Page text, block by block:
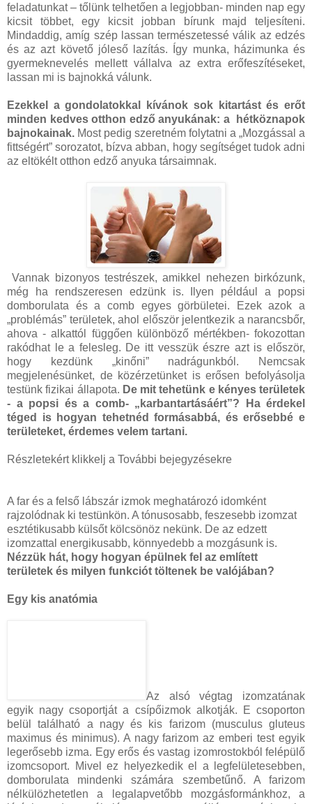
feladatunkat – tőlünk telhetően a legjobban- minden nap egy
kicsit többet, egy kicsit jobban bírunk majd teljesíteni.
Mindaddig, amíg szép lassan természetessé válik az edzés
és az azt követő jóleső lazítás. Így munka, házimunka és
gyermeknevelés mellett vállalva az extra erőfeszítéseket,
lassan mi is bajnokká válunk.
Ezekkel a gondolatokkal kívánok sok kitartást és erőt
minden kedves otthon edző anyukának: a hétköznapok
bajnokainak. Most pedig szeretném folytatni a „Mozgással a
fittségért” sorozatot, bízva abban, hogy segítséget tudok adni
az eltökélt otthon edző anyuka társaimnak.
Vannak bizonyos testrészek, amikkel nehezen birkózunk,
még ha rendszeresen edzünk is. Ilyen például a popsi
domborulata és a comb egyes görbületei. Ezek azok a
„problémás” területek, ahol először jelentkezik a narancsbőr,
ahova - alkattól függően különböző mértékben- fokozottan
rakódhat le a felesleg. De itt vesszük észre azt is először,
hogy kezdünk „kinőni” nadrágunkból. Nemcsak
megjelenésünket, de közérzetünket is erősen befolyásolja
testünk fizikai állapota. De mit tehetünk e kényes területek
- a popsi és a comb- „karbantartásáért”? Ha érdekel
téged is hogyan tehetnéd formásabbá, és erősebbé e
területeket, érdemes velem tartani.
Részletekért klikkelj a További bejegyzésekre
A far és a felső lábszár izmok meghatározó idomként
rajzolódnak ki testünkön. A tónusosabb, feszesebb izomzat
esztétikusabb külsőt kölcsönöz nekünk. De az edzett
izomzattal energikusabb, könnyedebb a mozgásunk is.
Nézzük hát, hogy hogyan épülnek fel az említett
területek és milyen funkciót töltenek be valójában?
Egy kis anatómia
Az alsó végtag izomzatának
egyik nagy csoportját a csípőizmok alkotják. E csoporton
belül található a nagy és kis farizom (musculus gluteus
maximus és minimus). A nagy farizom az emberi test egyik
legerősebb izma. Egy erős és vastag izomrostokból felépülő
izomcsoport. Mivel ez helyezkedik el a legfelületesebben,
domborulata mindenki számára szembetűnő. A farizom
nélkülözhetetlen a legalapvetőbb mozgásformánkhoz, a